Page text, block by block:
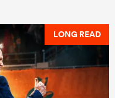
LONG READ